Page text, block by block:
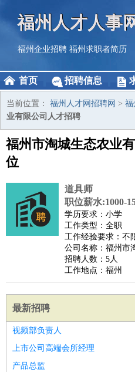
福州人才人事
福州企业招聘 福州求职者简历
首页 招聘信息
当前位置： 福州人才网招聘网 > 福
业有限公司人才招聘
福州市淘城生态农业
位
道具师
职位薪水:1000-
学历要求：小学
工作类型：全职
工作经验要求：不
公司名称：福州市
招聘人数：5人
工作地点：福州
最新招聘
视频部负责人
上市公司高端会所经理
产品总监